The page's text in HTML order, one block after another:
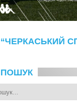
“ЧЕРКАСЬКИЙ
ПОШУК